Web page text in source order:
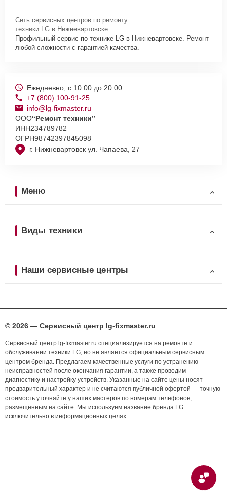
Сеть сервисных центров по ремонту
техники LG в Нижневартовске.
Профильный сервис по технике LG в Нижневартовске. Ремонт
любой сложности с гарантией качества.
г. Нижневартовск ул. Чапаева, 27
Ежедневно, с 10:00 до 20:00
+7 (800) 100-91-25
info@lg-fixmaster.ru
ООО“Ремонт техники”
ИНН234789782
ОГРН98742397845098
Меню
Виды техники
Наши сервисные центры
© 2026 — Сервисный центр lg-fixmaster.ru
Сервисный центр lg-fixmaster.ru специализируется на ремонте и
обслуживании техники LG, но не является официальным сервисным
центром бренда. Предлагаем качественные услуги по устранению
неисправностей после окончания гарантии, а также проводим
диагностику и настройку устройств. Указанные на сайте цены носят
предварительный характер и не считаются публичной офертой — точную
стоимость уточняйте у наших мастеров по номерам телефонов,
размещённым на сайте. Мы используем название бренда LG
исключительно в информационных целях.